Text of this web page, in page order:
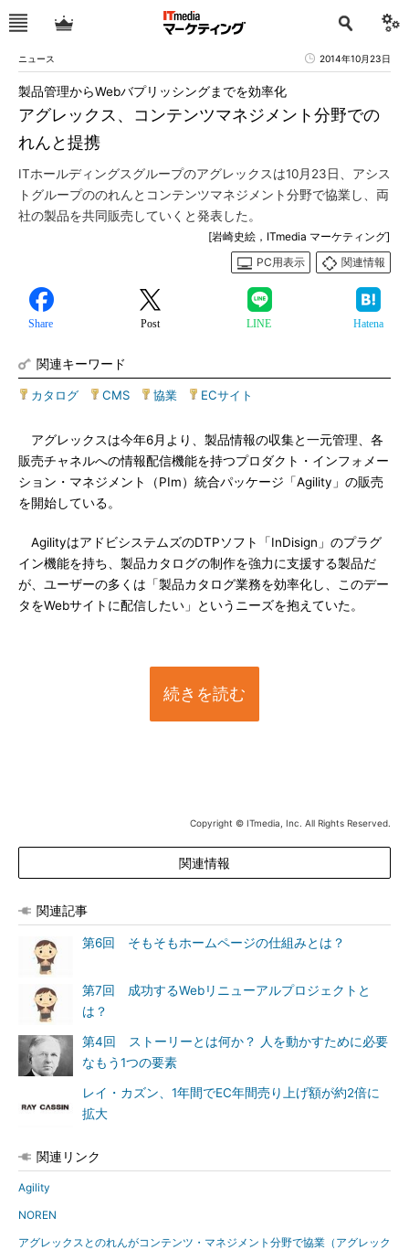
ニュース 2014年10月23日
アグレックス、コンテンツマネジメント分野での
れんと提携
製品管理からWebバプリッシングまでを効率化
ITホールディングスグループのアグレックスは10月23日、アシス
トグループののれんとコンテンツマネジメント分野で協業し、両
社の製品を共同販売していくと発表した。
[岩崎史絵，ITmedia マーケティング]
PC用表示
関連情報
Share Post LINE Hatena
関連キーワード
カタログ CMS 協業 ECサイト
アグレックスは今年6月より、製品情報の収集と一元管理、各
販売チャネルへの情報配信機能を持つプロダクト・インフォメー
ション・マネジメント（PIm）統合パッケージ「Agility」の販売
を開始している。
AgilityはアドビシステムズのDTPソフト「InDisign」のプラグ
イン機能を持ち、製品カタログの制作を強力に支援する製品だ
が、ユーザーの多くは「製品カタログ業務を効率化し、このデー
タをWebサイトに配信したい」というニーズを抱えていた。
続きを読む
Copyright © ITmedia, Inc. All Rights Reserved.
関連情報
関連記事
第6回 そもそもホームページの仕組みとは？
第7回 成功するWebリニューアルプロジェクトと
は？
第4回 ストーリーとは何か？ 人を動かすために必要
なもう1つの要素
レイ・カズン、1年間でEC年間売り上げ額が約2倍に
拡大
関連リンク
Agility
NOREN
アグレックスとのれんがコンテンツ・マネジメント分野で協業（アグレック